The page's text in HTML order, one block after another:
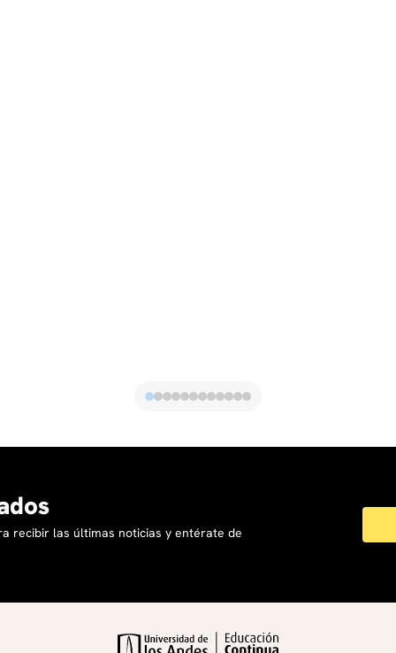
recibir las últimas noticias y entérate de